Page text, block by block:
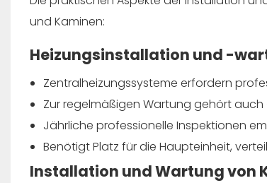
und Kaminen:
Heizungsinstallation und -
Zentralheizungssysteme erfordern
Zur regelmäßigen Wartung gehört auch
Jährliche professionelle Inspektionen
Benötigt Platz für die Haupteinheit,
Installation und Wartung von